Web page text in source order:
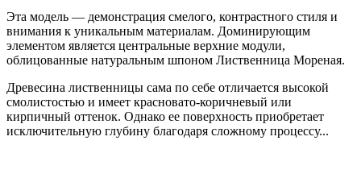
Эта модель — демонстрация смелого, контрастного стиля и
внимания к уникальным материалам. Доминирующим
элементом является центральные верхние модули,
облицованные натуральным шпоном Лиственница Мореная.
Древесина лиственницы сама по себе отличается высокой
смолистостью и имеет красновато-коричневый или
кирпичный оттенок. Однако ее поверхность приобретает
исключительную глубину благодаря сложному процессу...